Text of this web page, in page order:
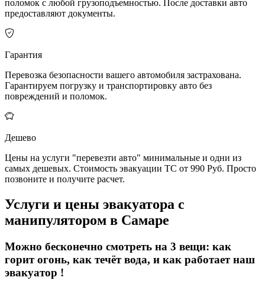
поломок с любой грузоподъемностью. После доставки авто
предоставляют документы.
Гарантия
Перевозка безопасности вашего автомобиля застрахована.
Гарантируем погрузку и транспортировку авто без
повреждений и поломок.
Дешево
Цены на услуги "перевезти авто" минимальные и одни из
самых дешевых. Стоимость эвакуации ТС от 990 Руб. Просто
позвоните и получите расчет.
Услуги и цены эвакуатора с
манипулятором в Самаре
Можно бесконечно смотреть на 3 вещи: как
горит огонь, как течёт вода, и как работает наш
эвакуатор !